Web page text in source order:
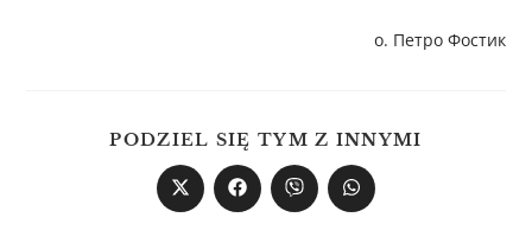
о. Петро Фостик
PODZIEL SIĘ TYM Z INNYMI